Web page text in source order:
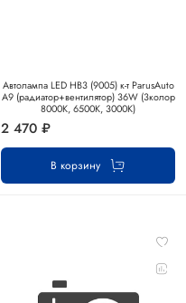
Автолампа LED НB3 (9005) к-т ParusAuto
A9 (радиатор+вентилятор) 36W (3колор
8000К, 6500К, 3000К)
2 470 ₽
В корзину